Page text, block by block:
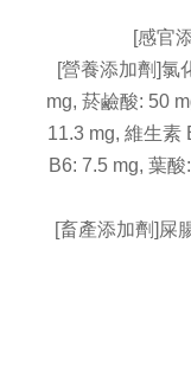
[感官
[營養添加劑]氯
mg, 菸鹼酸: 50
11.3 mg, 維生素
B6: 7.5 mg, 葉
[畜產添加劑]屎